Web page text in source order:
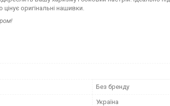
цінує оригінальні нашивки.
Без бренду
Україна